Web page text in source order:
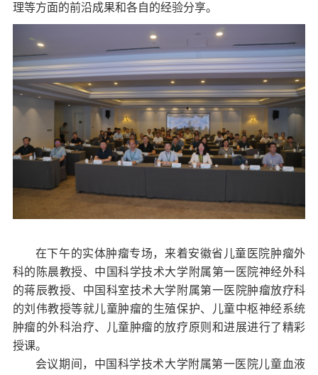
理等方面的前沿成果和各自的经验分享。
在下午的实体肿瘤专场，来着安徽省儿童医院肿瘤外
科的陈晨教授、中国科学技术大学附属第一医院神经外科
的蒋辰教授、中国科室技术大学附属第一医院肿瘤放疗科
的刘伟教授等就儿童肿瘤的生殖保护、儿童中枢神经系统
肿瘤的外科治疗、儿童肿瘤的放疗原则和进展进行了精彩
授课。
会议期间，中国科学技术大学附属第一医院儿童血液